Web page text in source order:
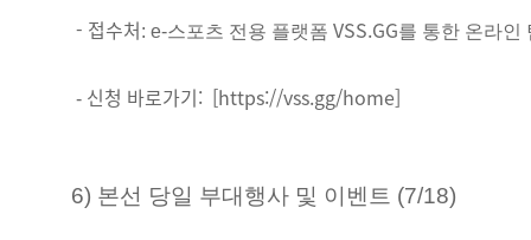
- 접수처: e-스포츠 전용 플랫폼 VSS.GG를 통한 온라인
- 신청 바로가기: [https://vss.gg/home]
6) 본선 당일 부대행사 및 이벤트 (7/18)